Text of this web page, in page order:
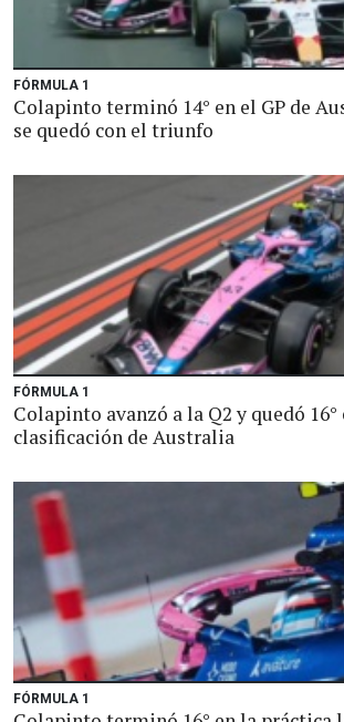
FÓRMULA 1
Colapinto terminó 14° en el GP de
se quedó con el triunfo
FÓRMULA 1
Colapinto avanzó a la Q2 y quedó 16°
clasificación de Australia
FÓRMULA 1